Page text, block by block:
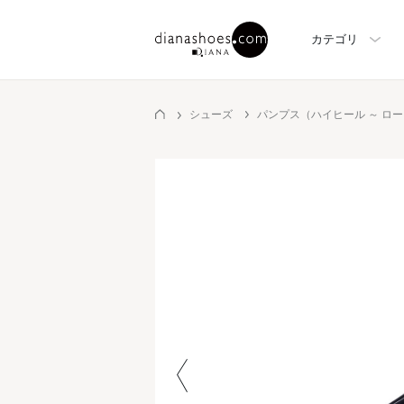
カテゴリ
シューズ パンプス（ハイヒール ～ ロ